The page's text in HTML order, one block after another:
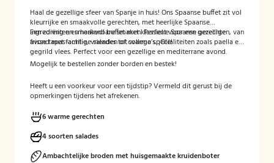
Haal de gezellige sfeer van Spanje in huis! Ons Spaanse buffet zit vol
kleurrijke en smaakvolle gerechten, met heerlijke Spaanse
ingrediënten en herkenbare smaken. Perfect voor een gezellige
avond met familie, vrienden of collega’s. ¡Olé!
Een zonnig en smaakvol buffet met klassieke Spaanse gerechten, van
frisse tapas-achtige salades tot warme specialiteiten zoals paella en
gegrild vlees. Perfect voor een gezellige en mediterrane avond.
Mogelijk te bestellen zonder borden en bestek!
Heeft u een voorkeur voor een tijdstip? Vermeld dit gerust bij de
opmerkingen tijdens het afrekenen.
6 warme gerechten
4 soorten salades
Ambachtelijke broden met huisgemaakte kruidenboter